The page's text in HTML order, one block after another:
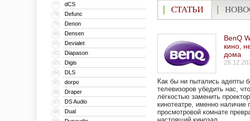
77 dCS
78 Defunc
79 Denon
80 Densen
81 Devialet
82 Diapason
83 Digis
84 DLS
85 dorpo
86 Draper
87 DS Audio
88 Dual
СТАТЬИ
BenQ
кино,
дома
Как бы ни пытались адепты
телевизоров убедить нас,
лёгкостью заменить
кинотеатре, именно наличие
просмотровой комнате